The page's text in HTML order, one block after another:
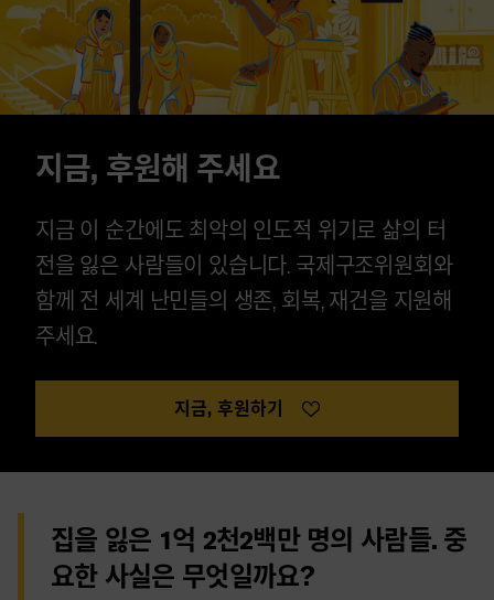
지금, 후원해 주세요
지금 이 순간에도 최악의 인도적 위기로 삶의 터
전을 잃은 사람들이 있습니다. 국제구조위원회와
함께 전 세계 난민들의 생존, 회복, 재건을 지원해
주세요.
지금, 후원하기
집을 잃은 1억 2천2백만 명의 사람들. 중
요한 사실은 무엇일까요?